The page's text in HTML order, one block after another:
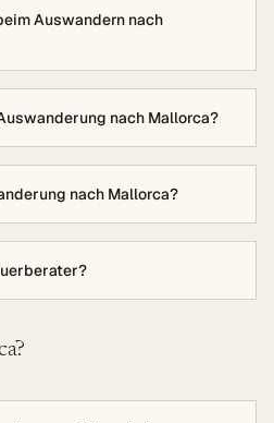
Auswandern nach
nach Mallorca?
nach Mallorca?